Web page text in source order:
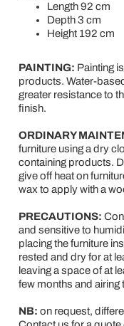
Length 92 cm
Depth 3 cm
Height 192 cm
PAINTING: Painting
products. Water-
greater resistance to
finish.
ORDINARY
furniture using a dry
containing products.
give off heat on
wax to apply with a
PRECAUTIONS:
and sensitive to
placing the furniture
rested and dry for at
leaving a space of at
few months and airing
NB: on request,